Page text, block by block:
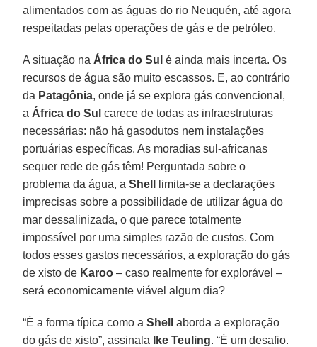
alimentados com as águas do rio Neuquén, até agora
respeitadas pelas operações de gás e de petróleo.
A situação na África do Sul é ainda mais incerta. Os
recursos de água são muito escassos. E, ao contrário
da Patagônia, onde já se explora gás convencional,
a África do Sul carece de todas as infraestruturas
necessárias: não há gasodutos nem instalações
portuárias específicas. As moradias sul-africanas
sequer rede de gás têm! Perguntada sobre o
problema da água, aShell
limita-se a declarações
imprecisas sobre a possibilidade de utilizar água do
mar dessalinizada, o que parece totalmente
impossível por uma simples razão de custos. Com
todos esses gastos necessários, a exploração do gás
de xisto de Karoo – caso realmente for explorável –
será economicamente viável algum dia?
“É a forma típica como aShell
aborda a exploração
do gás de xisto”, assinala
Ike Teuling. “É um desafio.